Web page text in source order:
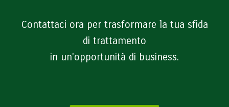
Contattaci ora per trasformare la tua sfida
di trattamento
in un'opportunità di business.